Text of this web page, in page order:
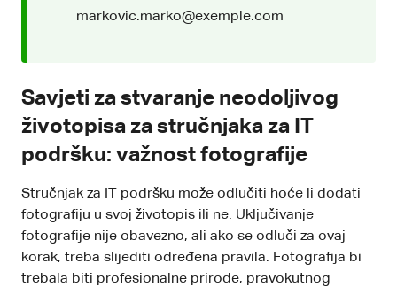
markovic.marko@exemple.com
Savjeti za stvaranje neodoljivog
životopisa za stručnjaka za IT
podršku: važnost fotografije
Stručnjak za IT podršku može odlučiti hoće li dodati
fotografiju u svoj životopis ili ne. Uključivanje
fotografije nije obavezno, ali ako se odluči za ovaj
korak, treba slijediti određena pravila. Fotografija bi
trebala biti profesionalne prirode, pravokutnog